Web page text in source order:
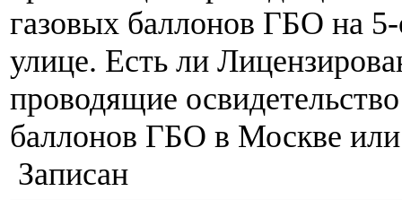
газовых баллонов ГБО на
улице. Есть ли
проводящие освидетельство
баллонов ГБО в Москве или
Записан